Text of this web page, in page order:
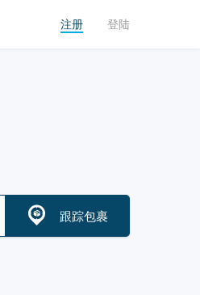
注册 登陆
跟踪包裹